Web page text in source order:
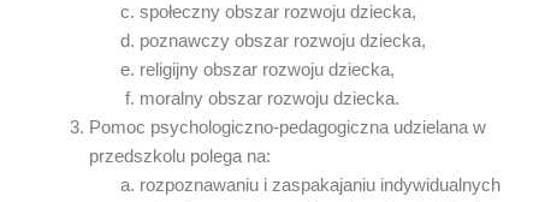
społeczny obszar rozwoju dziecka,
poznawczy obszar rozwoju dziecka,
religijny obszar rozwoju dziecka,
moralny obszar rozwoju dziecka.
Pomoc psychologiczno-pedagogiczna udzielana w
przedszkolu polega na:
rozpoznawaniu i zaspakajaniu indywidualnych